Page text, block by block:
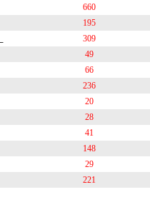
660
195
309
49
66
236
20
28
41
148
29
221